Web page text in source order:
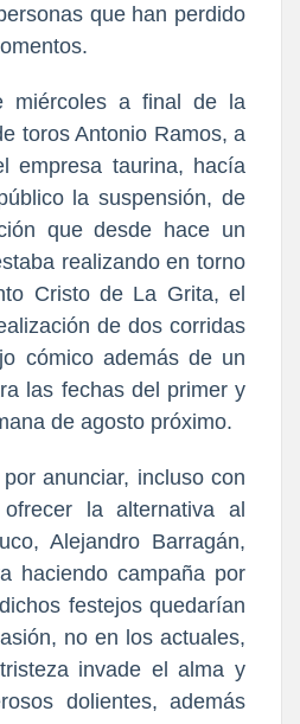
que han perdido
miércoles a final de la
toros Antonio Ramos, a
empresa taurina, hacía
la suspensión, de
que desde hace un
realizando en torno
Cristo de La Grita, el
de dos corridas
cómico además de un
las fechas del primer y
de agosto próximo.
anunciar, incluso con
la alternativa al
Alejandro Barragán,
haciendo campaña por
festejos quedarían
no en los actuales,
invade el alma y
dolientes, además